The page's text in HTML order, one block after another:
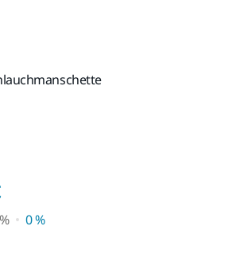
Preis mit USt. 19 %
0 %